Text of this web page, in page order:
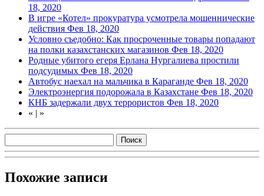
18, 2020
В игре «Котел» прокуратура усмотрела мошеннические
действия Фев 18, 2020
Условно съедобно: Как просроченные товары попадают
на полки казахстанских магазинов Фев 18, 2020
Родные убитого егеря Ерлана Нургалиева простили
подсудимых Фев 18, 2020
Автобус наехал на мальчика в Караганде Фев 18, 2020
Электроэнергия подорожала в Казахстане Фев 18, 2020
КНБ задержали двух террористов Фев 18, 2020
« | »
Похожие записи